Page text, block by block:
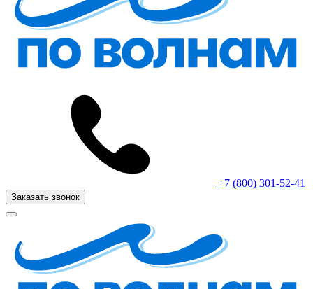
+7 (800) 301-52-41
Заказать звонок